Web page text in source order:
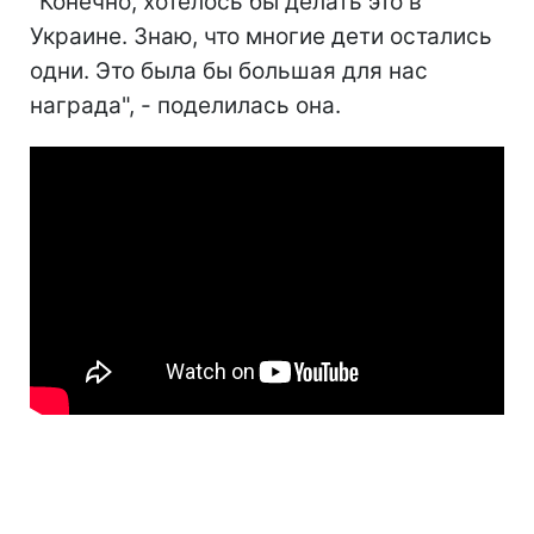
Украине. Знаю, что многие дети остались
одни. Это была бы большая для нас
награда", - поделилась она.